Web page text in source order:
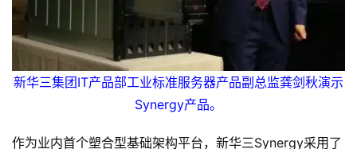
新华三集团IT产品部工业标准服务器产品副总监龚剑秋演示
Synergy产品。
作为业内首个塑合型基础架构平台，新华三Synergy采用了